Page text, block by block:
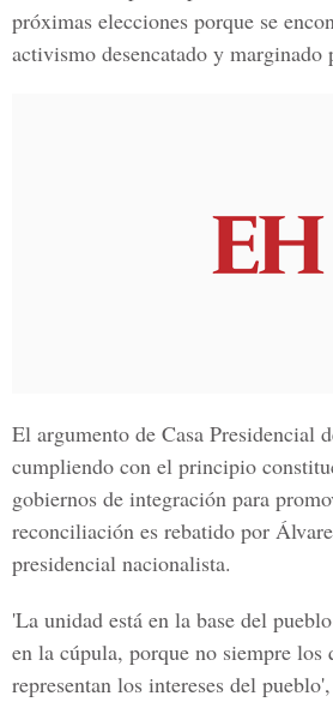
próximas elecciones porque se
activismo desencatado y
El argumento de Casa Presidencial
cumpliendo con el principio
gobiernos de integración para
reconciliación es rebatido por
presidencial nacionalista.
'La unidad está en la base del
en la cúpula, porque no siempre los
representan los intereses del